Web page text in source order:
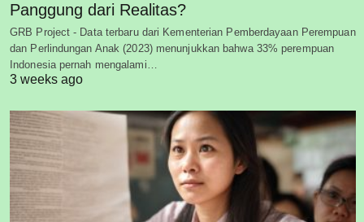
Panggung dari Realitas?
GRB Project - Data terbaru dari Kementerian Pemberdayaan Perempuan
dan Perlindungan Anak (2023) menunjukkan bahwa 33% perempuan
Indonesia pernah mengalami…
3 weeks ago